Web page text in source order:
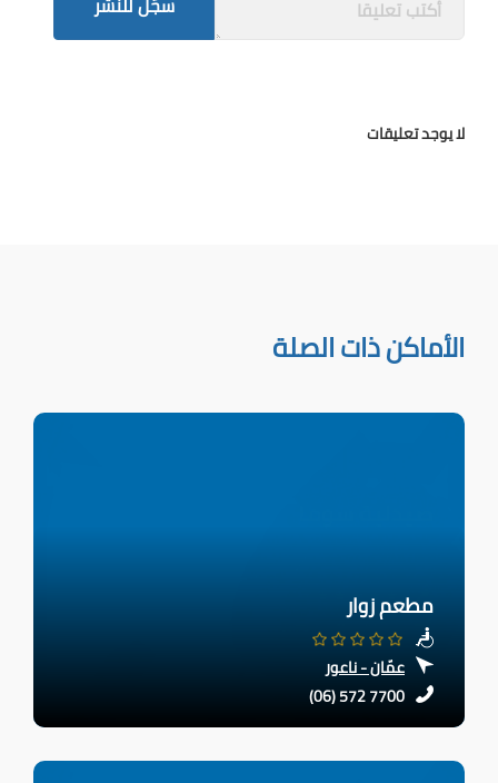
لا يوجد تعليقات
الأماكن ذات الصلة
مطعم زوار
عمّان - ناعور
(06) 572 7700